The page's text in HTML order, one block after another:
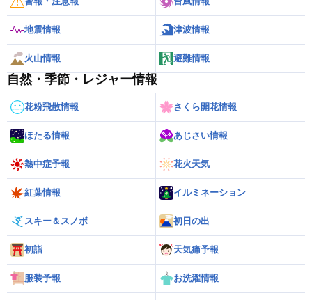
地震情報 津波情報
火山情報 避難情報
自然・季節・レジャー情報
花粉飛散情報 さくら開花情報
ほたる情報 あじさい情報
熱中症予報 花火天気
紅葉情報 イルミネーション
スキー＆スノボ 初日の出
初詣 天気痛予報
服装予報 お洗濯情報